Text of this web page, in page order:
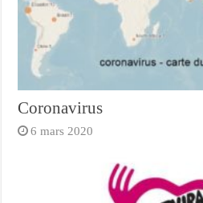
Coronavirus
6 mars 2020